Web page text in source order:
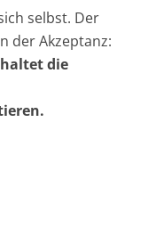
selbst. Der
der Akzeptanz:
die